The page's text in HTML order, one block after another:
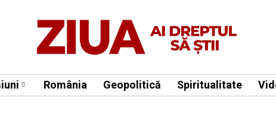
România Geopolitică Spiritualitate